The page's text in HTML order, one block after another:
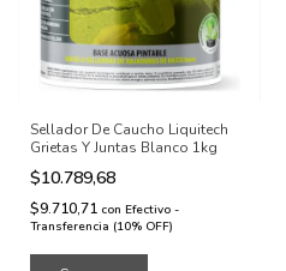
Sellador De Caucho Liquitech
Grietas Y Juntas Blanco 1kg
$10.789,68
$9.710,71 con Efectivo -
Transferencia (10% OFF)